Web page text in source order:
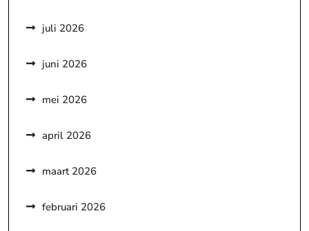
juli 2026
juni 2026
mei 2026
april 2026
maart 2026
februari 2026